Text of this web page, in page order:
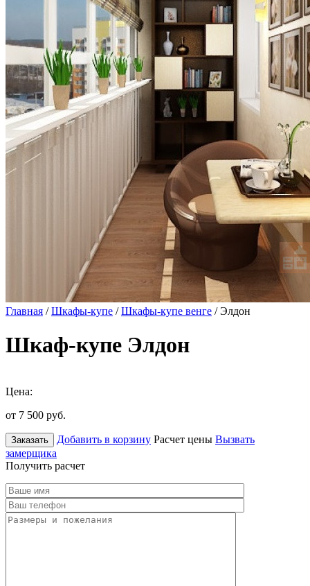
Главная /Шкафы-купе /Шкафы-купе венге / Элдон
Шкаф-купе Элдон
Цена:
от 7 500 руб.
Заказать Добавить в корзину Расчет цены Вызвать
замерщика
Получить расчет